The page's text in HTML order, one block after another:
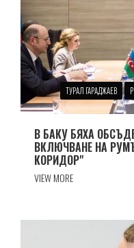
ТУРАЛ ГАРАДЖАЕВ
В БАКУ БЯХА
ВКЛЮЧВАНЕ НА
КОРИДОР"
VIEW MORE